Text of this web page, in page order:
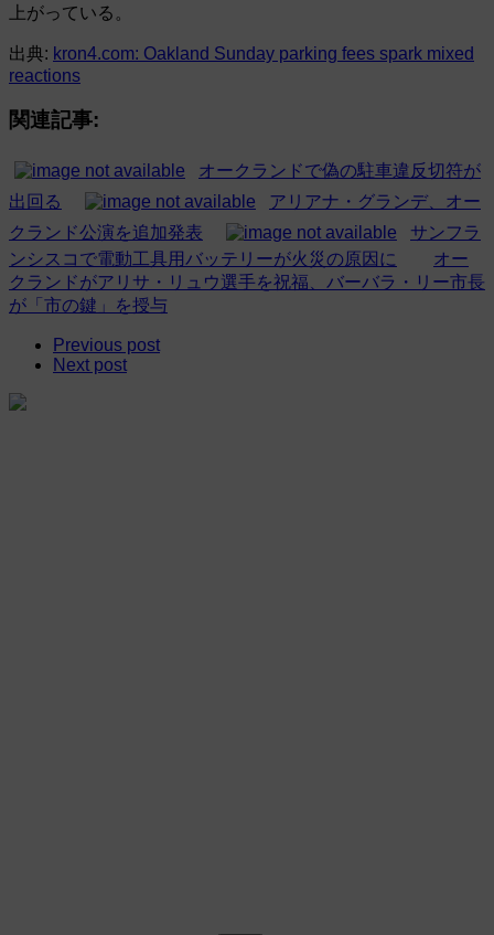
上がっている。
出典: kron4.com: Oakland Sunday parking fees spark mixed
reactions
関連記事:
オークランドで偽の駐車違反切符が
出回る
アリアナ・グランデ、オー
クランド公演を追加発表
サンフラ
ンシスコで電動工具用バッテリーが火災の原因に
オー
クランドがアリサ・リュウ選手を祝福、バーバラ・リー市長
が「市の鍵」を授与
Previous post
Next post